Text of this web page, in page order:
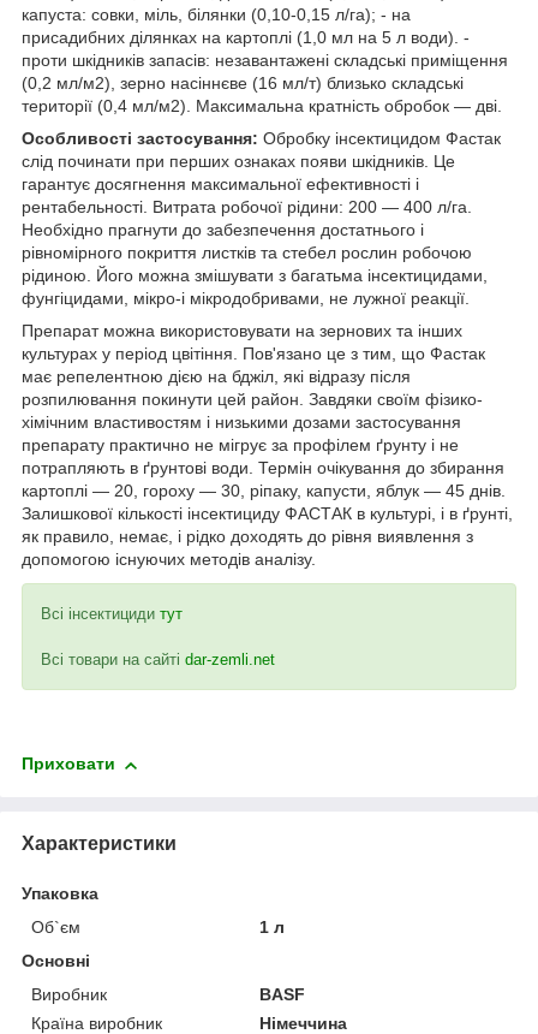
капуста: совки, міль, білянки (0,10-0,15 л/га); - на
присадибних ділянках на картоплі (1,0 мл на 5 л води). -
проти шкідників запасів: незавантажені складські приміщення
(0,2 мл/м2), зерно насіннєве (16 мл/т) близько складські
території (0,4 мл/м2). Максимальна кратність обробок ― дві.
Особливості застосування: Обробку інсектицидом Фастак
слід починати при перших ознаках появи шкідників. Це
гарантує досягнення максимальної ефективності і
рентабельності. Витрата робочої рідини: 200 ― 400 л/га.
Необхідно прагнути до забезпечення достатнього і
рівномірного покриття листків та стебел рослин робочою
рідиною. Його можна змішувати з багатьма інсектицидами,
фунгіцидами, мікро-і мікродобривами, не лужної реакції.
Препарат можна використовувати на зернових та інших
культурах у період цвітіння. Пов'язано це з тим, що Фастак
має репелентною дією на бджіл, які відразу після
розпилювання покинути цей район. Завдяки своїм фізико-
хімічним властивостям і низькими дозами застосування
препарату практично не мігрує за профілем ґрунту і не
потрапляють в ґрунтові води. Термін очікування до збирання
картоплі ― 20, гороху ― 30, ріпаку, капусти, яблук ― 45 днів.
Залишкової кількості інсектициду ФАСТАК в культурі, і в ґрунті,
як правило, немає, і рідко доходять до рівня виявлення з
допомогою існуючих методів аналізу.
Всі інсектициди тут
Всі товари на сайті dar-zemli.net
Приховати
Характеристики
Упаковка
Об`єм
1 л
Основні
Виробник
BASF
Країна виробник
Німеччина